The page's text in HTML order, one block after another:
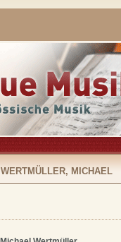
WERTMÜLLER, MICHAEL